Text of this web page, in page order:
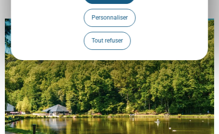
Personnaliser
Tout refuser